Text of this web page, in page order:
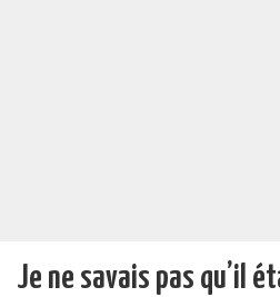
Je ne savais pas qu’il